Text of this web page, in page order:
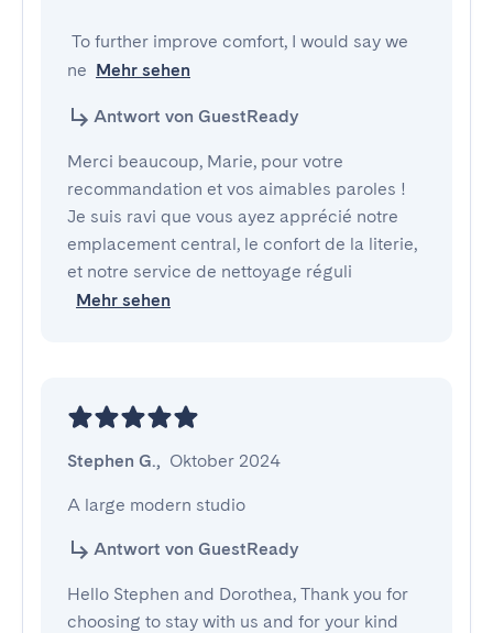
ne Mehr sehen
Antwort von GuestReady
Merci beaucoup, Marie, pour votre
recommandation et vos aimables paroles !
Je suis ravi que vous ayez apprécié notre
emplacement central, le confort de la literie,
et notre service de nettoyage réguli
Mehr sehen
Stephen G., Oktober 2024
A large modern studio
Antwort von GuestReady
Hello Stephen and Dorothea, Thank you for
choosing to stay with us and for your kind